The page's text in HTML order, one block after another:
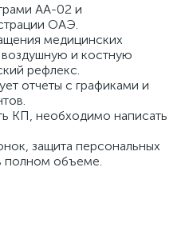
АА-02 и
ОАЭ.
медицинских
воздушную и костную
рефлекс.
отчеты с графиками и
КП, необходимо написать
защита персональных
полном объеме.